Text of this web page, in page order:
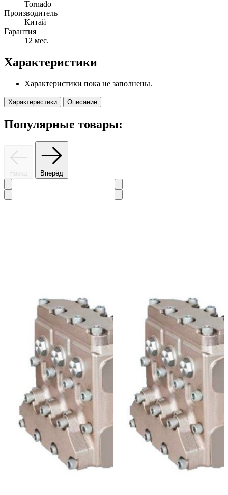
Tornado
Производитель
Китай
Гарантия
12 мес.
Характеристики
Характеристики пока не заполнены.
Характеристики Описание
Популярные товары:
Назад Вперёд